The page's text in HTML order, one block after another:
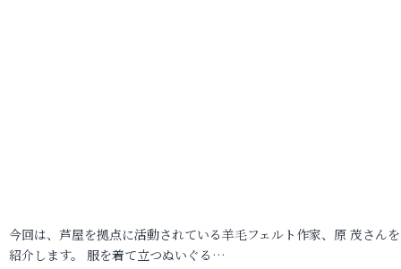
今回は、芦屋を拠点に活動されている羊毛フェルト作家、原 茂さん
紹介します。 服を着て立つぬいぐる…